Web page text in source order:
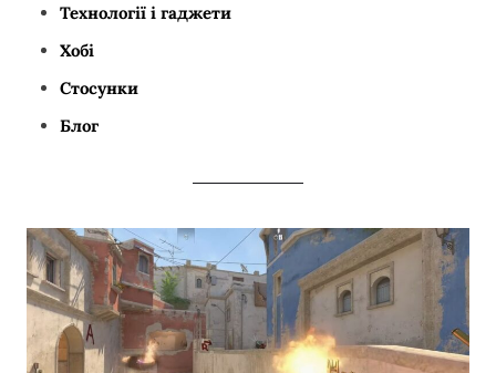
Технології і гаджети
Хобі
Стосунки
Блог